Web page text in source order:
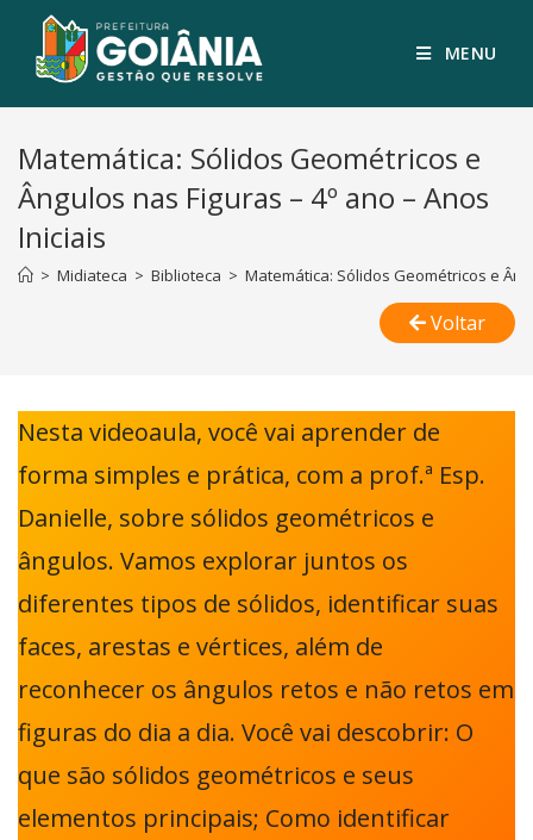
MENU
Matemática: Sólidos Geométricos e
Ângulos nas Figuras – 4º ano – Anos
Iniciais
> Midiateca > Biblioteca > Matemática: Sólidos Geométricos e
Voltar
Nesta videoaula, você vai aprender de
forma simples e prática, com a prof.ª Esp.
Danielle, sobre sólidos geométricos e
ângulos. Vamos explorar juntos os
diferentes tipos de sólidos, identificar suas
faces, arestas e vértices, além de
reconhecer os ângulos retos e não retos em
figuras do dia a dia. Você vai descobrir: O
que são sólidos geométricos e seus
elementos principais; Como identificar